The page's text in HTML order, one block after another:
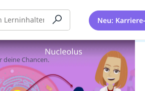
Neu:
sich!
deine Chancen.